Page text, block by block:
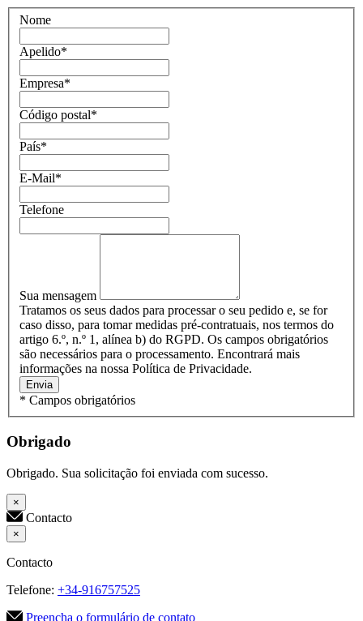
Nome
Apelido*
Empresa*
Código postal*
País*
E-Mail*
Telefone
Sua mensagem
Tratamos os seus dados para processar o seu pedido e, se for
caso disso, para tomar medidas pré-contratuais, nos termos do
artigo 6.º, n.º 1, alínea b) do RGPD. Os campos obrigatórios
são necessários para o processamento. Encontrará mais
informações na nossa Política de Privacidade.
Envia
* Campos obrigatórios
Obrigado
Obrigado. Sua solicitação foi enviada com sucesso.
×
Contacto
×
Contacto
Telefone: +34-916757525
Preencha o formulário de contato